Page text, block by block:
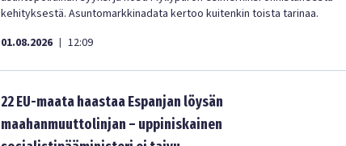
kehityksestä. Asuntomarkkinadata kertoo kuitenkin toista tarinaa.
01.08.2026 | 12:09
22 EU-maata haastaa Espanjan löysän
maahanmuuttolinjan – uppiniskainen